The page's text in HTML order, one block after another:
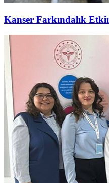
Kanser Farkındalık